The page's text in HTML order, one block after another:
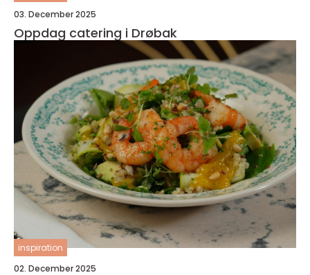
03. December 2025
Oppdag catering i Drøbak
inspiration
02. December 2025